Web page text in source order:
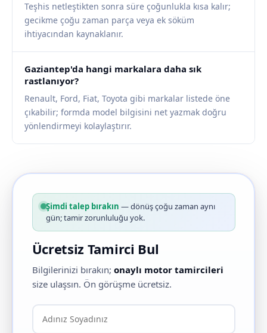
Teşhis netleştikten sonra süre çoğunlukla kısa kalır;
gecikme çoğu zaman parça veya ek söküm
ihtiyacından kaynaklanır.
Gaziantep'da hangi markalara daha sık
rastlanıyor?
Renault, Ford, Fiat, Toyota gibi markalar listede öne
çıkabilir; formda model bilgisini net yazmak doğru
yönlendirmeyi kolaylaştırır.
Şimdi talep bırakın — dönüş çoğu zaman aynı
gün; tamir zorunluluğu yok.
Ücretsiz Tamirci Bul
Bilgilerinizi bırakın; onaylı motor tamircileri
size ulaşsın. Ön görüşme ücretsiz.